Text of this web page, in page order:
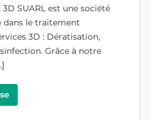
3D SUARL est une société
dans le traitement
3D : Dératisation,
Grâce à notre